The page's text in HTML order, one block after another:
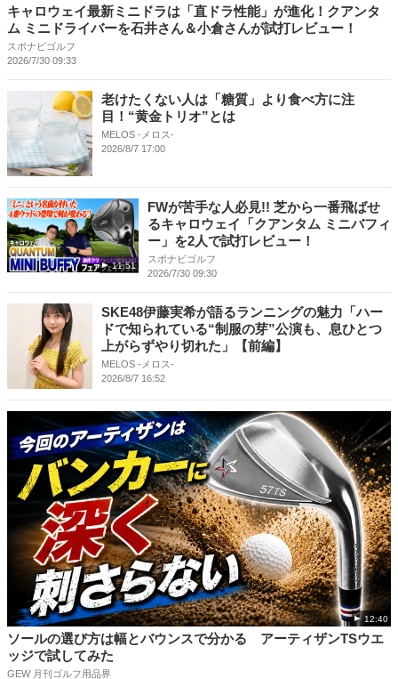
キャロウェイ最新ミニドラは「直ドラ性能」が進化！クアンタ
ム ミニドライバーを石井さん＆小倉さんが試打レビュー！
スポナビゴルフ
2026/7/30 09:33
老けたくない人は「糖質」より食べ方に注
目！“黄金トリオ”とは
MELOS -メロス-
2026/8/7 17:00
11:51
FWが苦手な人必見!! 芝から一番飛ばせ
るキャロウェイ「クアンタム ミニバフィ
ー」を2人で試打レビュー！
スポナビゴルフ
2026/7/30 09:30
SKE48伊藤実希が語るランニングの魅力「ハー
ドで知られている“制服の芽”公演も、息ひとつ
上がらずやり切れた」【前編】
MELOS -メロス-
2026/8/7 16:52
12:40
ソールの選び方は幅とバウンスで分かる アーティザンTSウエ
ッジで試してみた
GEW 月刊ゴルフ用品界